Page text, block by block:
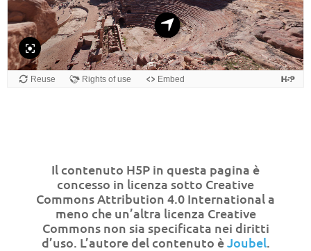
Il contenuto H5P in questa pagina è
concesso in licenza sotto Creative
Commons Attribution 4.0 International a
meno che un’altra licenza Creative
Commons non sia specificata nei diritti
d’uso. L’autore del contenuto èJoubel.